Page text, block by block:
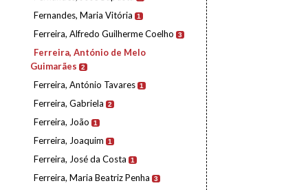
Fernandes, Maria Vitória 1
Ferreira, Alfredo Guilherme Coelho 3
Ferreira, António de Melo
Guimarães
2
Ferreira, António Tavares 1
Ferreira, Gabriela 2
Ferreira, João 1
Ferreira, Joaquim 1
Ferreira, José da Costa 1
Ferreira, Maria Beatriz Penha 3